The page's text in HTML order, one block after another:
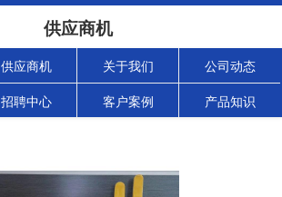
供应商机
供应商机 关于我们 公司动态
招聘中心 客户案例 产品知识